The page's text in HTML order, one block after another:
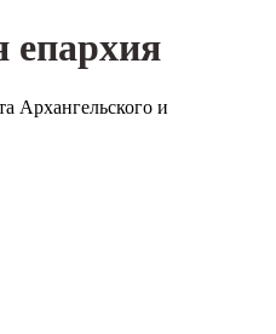
епархия
Архангельского и